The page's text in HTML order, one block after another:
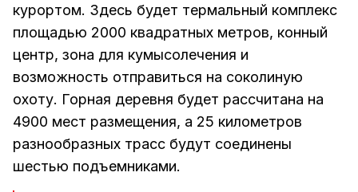
курортом. Здесь будет термальный комплекс
площадью 2000 квадратных метров, конный
центр, зона для кумысолечения и
возможность отправиться на соколиную
охоту. Горная деревня будет рассчитана на
4900 мест размещения, а 25 километров
разнообразных трасс будут соединены
шестью подъемниками.